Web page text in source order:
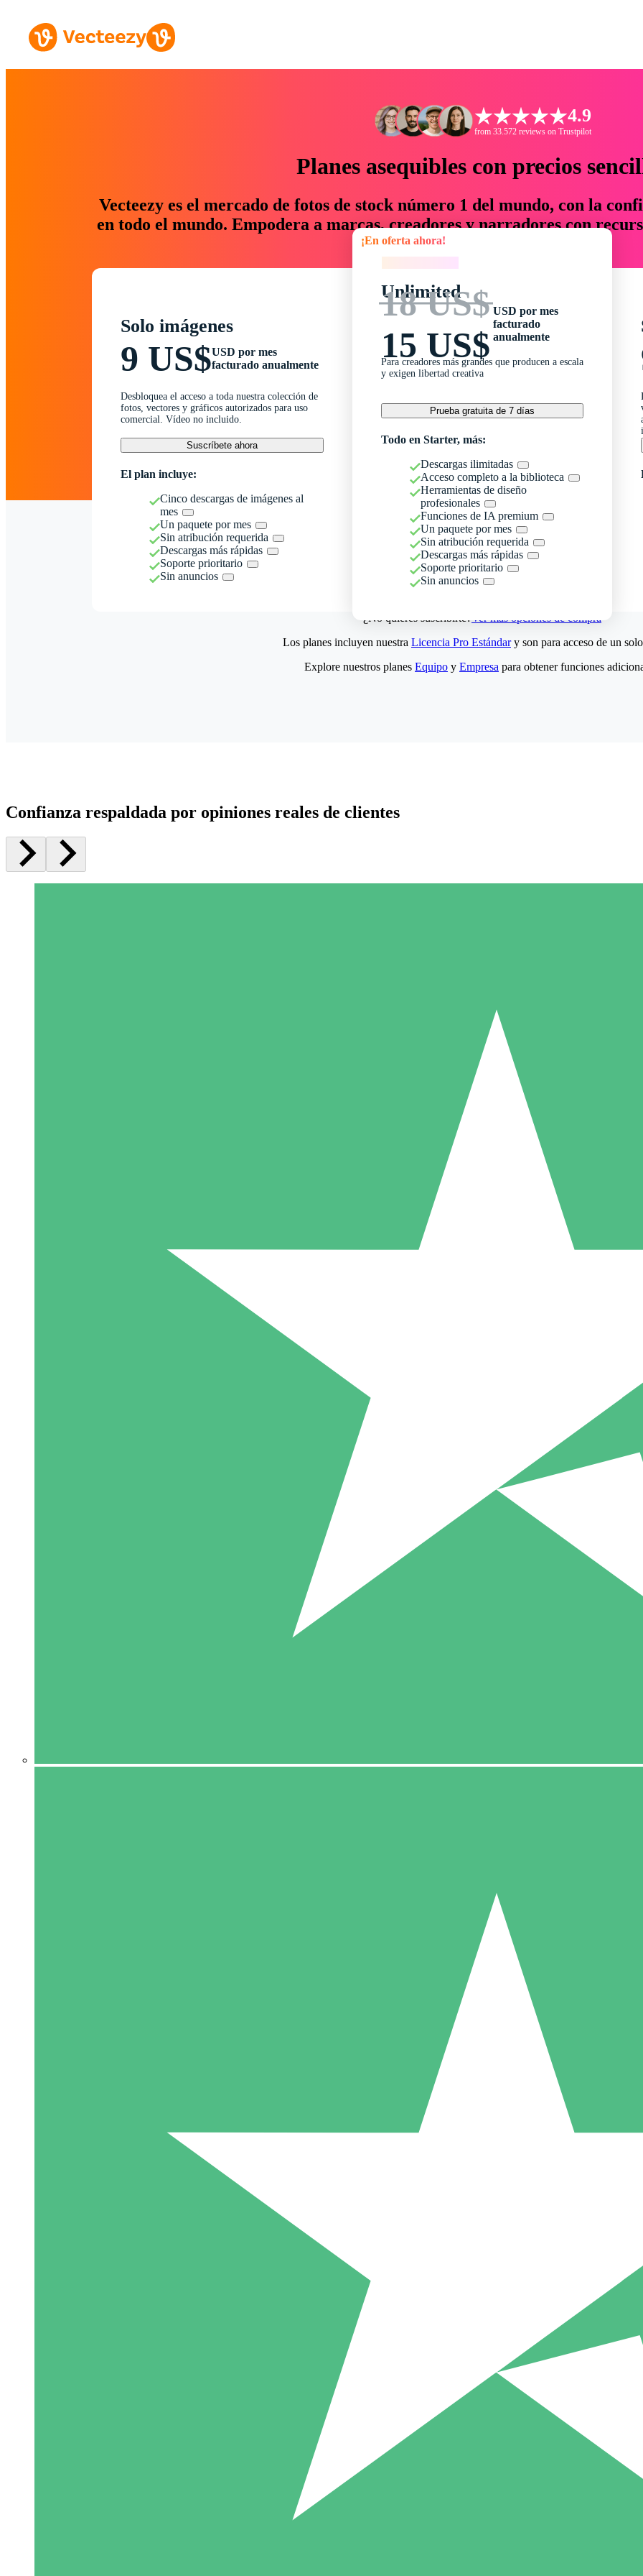
4.9
from 33.572 reviews on Trustpilot
Planes asequibles con precios
Vecteezy es el mercado de fotos de stock número 1 del mundo, con la
en todo el mundo. Empodera a marcas, creadores y narradores con
un 76 % en tiempo y presupuesto.
Solo imágenes
9 US$USD por mes
facturado anualmente
Desbloquea el acceso a toda nuestra colección de
fotos, vectores y gráficos autorizados para uso
comercial. Vídeo no incluido.
Suscríbete ahora
El plan incluye:
Cinco descargas de imágenes al
mes
Un paquete por mes
Sin atribución requerida
Descargas más rápidas
Soporte prioritario
Sin anuncios
¡En oferta ahora!
Unlimited
18 US$
15 US$
USD por mes
facturado
anualmente
Para creadores más grandes que producen a escala
y exigen libertad creativa
Prueba gratuita de 7 días
Todo en Starter, más:
Descargas ilimitadas
Acceso completo a la biblioteca
Herramientas de diseño
profesionales
Funciones de IA premium
Un paquete por mes
Sin atribución requerida
Descargas más rápidas
Soporte prioritario
Sin anuncios
¿No quieres suscribirte?Ver más opciones de compra
5 Descargas
15
Los planes incluyen nuestra Licencia Pro Estándary son para acceso de un
Explore nuestros planes Equipo y Empresa para obtener funciones
Confianza respaldada por opiniones reales de clientes